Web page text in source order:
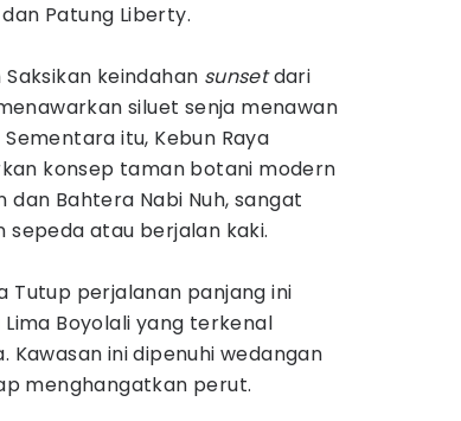
Patung Liberty.
keindahan sunsetdari
siluet senja menawan
itu, Kebun Raya
konsep taman botani modern
dan Bahtera Nabi Nuh, sangat
sepeda atau berjalan kaki.
Tutup perjalanan panjang ini
Boyolali yang terkenal
ini dipenuhi wedangan
menghangatkan perut.